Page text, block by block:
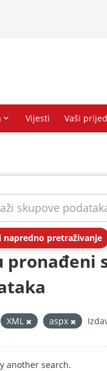
napredno pretraživanje
pronađeni
XML aspx
another search.